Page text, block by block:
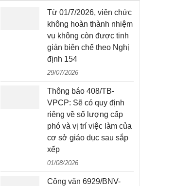
Từ 01/7/2026, viên chức
không hoàn thành nhiệm
vụ không còn được tinh
giản biên chế theo Nghị
định 154
29/07/2026
Thông báo 408/TB-
VPCP: Sẽ có quy định
riêng về số lượng cấp
phó và vị trí việc làm của
cơ sở giáo dục sau sắp
xếp
01/08/2026
Công văn 6929/BNV-